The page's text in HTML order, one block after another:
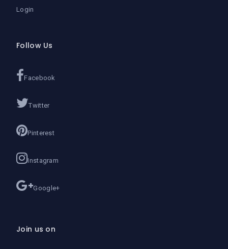
Login
Follow Us
Facebook
Twitter
Pinterest
Instagram
Google+
Join us on